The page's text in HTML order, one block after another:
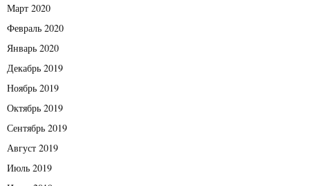
Март 2020
Февраль 2020
Январь 2020
Декабрь 2019
Ноябрь 2019
Октябрь 2019
Сентябрь 2019
Август 2019
Июль 2019